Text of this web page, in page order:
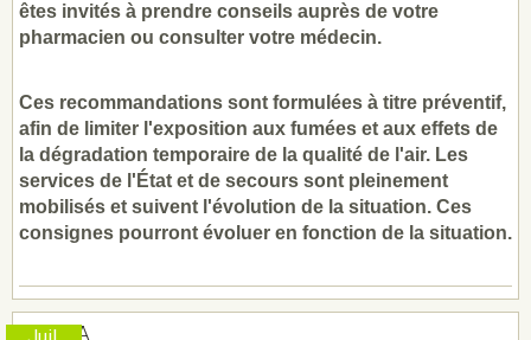
êtes invités à prendre conseils auprès de votre
pharmacien ou consulter votre médecin.
Ces recommandations sont formulées à titre préventif,
afin de limiter l'exposition aux fumées et aux effets de
la dégradation temporaire de la qualité de l'air. Les
services de l'État et de secours sont pleinement
mobilisés et suivent l'évolution de la situation. Ces
consignes pourront évoluer en fonction de la situation.
LUMIIA